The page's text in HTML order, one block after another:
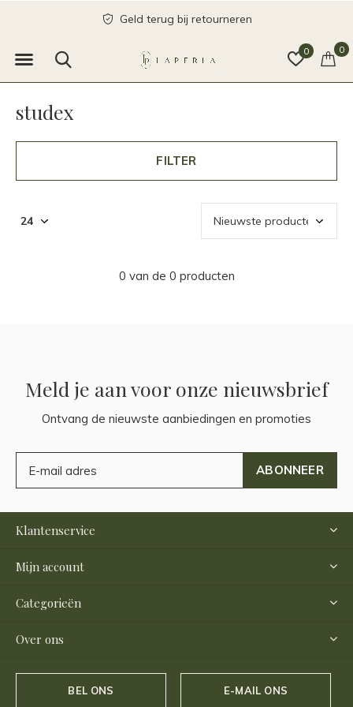
0 0
Geld terug bij retourneren
studex
FILTER
0 van de 0 producten
Meld je aan voor onze nieuwsbrief
Ontvang de nieuwste aanbiedingen en promoties
ABONNEER
Klantenservice
Mijn account
Categorieën
Over ons
BEL ONS E-MAIL ONS